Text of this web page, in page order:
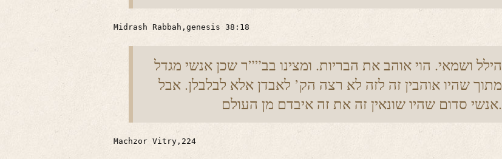
Midrash Rabbah,genesis 38:18
הילל ושמאי. הוי אוהב את הבריות. ומצינו בב””ר שכן אנשי מגדל
מתוך שהיו אוהבין זה לזה לא רצה הק’ לאבדן אלא לבלבלן. אבל
אנשי סדום שהיו שונאין זה את זה איבדם מן העולם.
Machzor Vitry,224